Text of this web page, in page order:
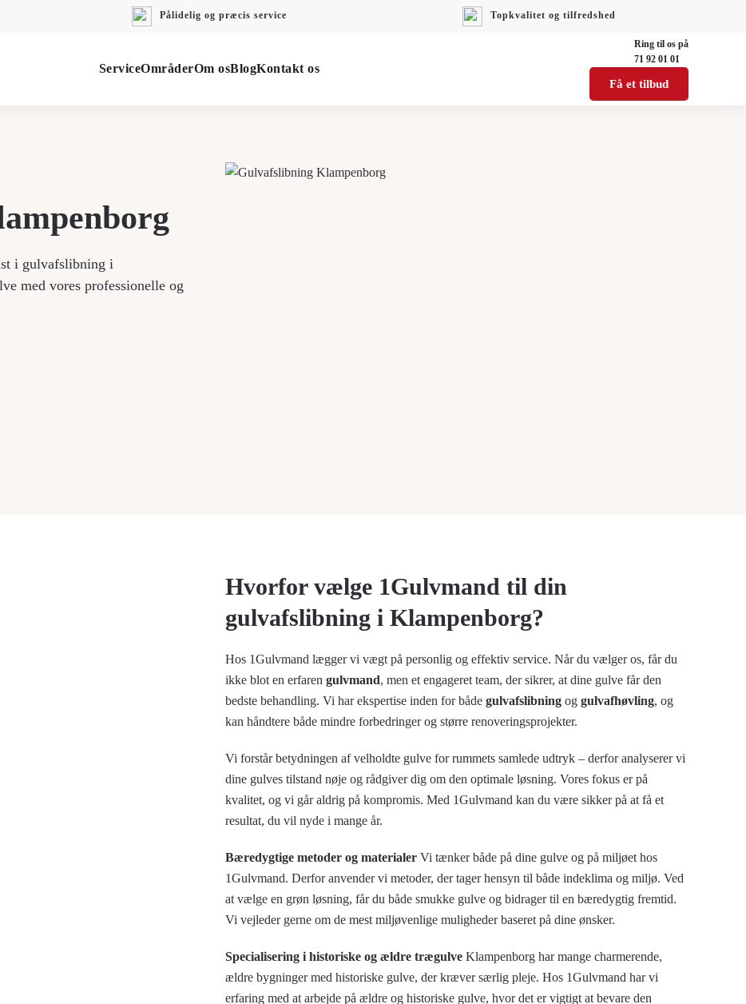
ServiceOmråderOm osBlogKontakt os
Ring til os på
71 92 01 01
Få et tilbud
Pålidelig og præcis service Topkvalitet og tilfredshed
i gulvafslibning i
med vores professionelle og
Hvorfor vælge 1Gulvmand til din
gulvafslibning i Klampenborg?
Hos 1Gulvmand lægger vi vægt på personlig og effektiv service. Når du vælger os, får du
ikke blot en erfaren gulvmand, men et engageret team, der sikrer, at dine gulve får den
bedste behandling. Vi har ekspertise inden for både gulvafslibning og gulvafhøvling, og
kan håndtere både mindre forbedringer og større renoveringsprojekter.
Vi forstår betydningen af velholdte gulve for rummets samlede udtryk – derfor analyserer vi
dine gulves tilstand nøje og rådgiver dig om den optimale løsning. Vores fokus er på
kvalitet, og vi går aldrig på kompromis. Med 1Gulvmand kan du være sikker på at få et
resultat, du vil nyde i mange år.
Bæredygtige metoder og materialer Vi tænker både på dine gulve og på miljøet hos
1Gulvmand. Derfor anvender vi metoder, der tager hensyn til både indeklima og miljø. Ved
at vælge en grøn løsning, får du både smukke gulve og bidrager til en bæredygtig fremtid.
Vi vejleder gerne om de mest miljøvenlige muligheder baseret på dine ønsker.
Specialisering i historiske og ældre trægulve Klampenborg har mange charmerende,
ældre bygninger med historiske gulve, der kræver særlig pleje. Hos 1Gulvmand har vi
erfaring med at arbejde på ældre og historiske gulve, hvor det er vigtigt at bevare den